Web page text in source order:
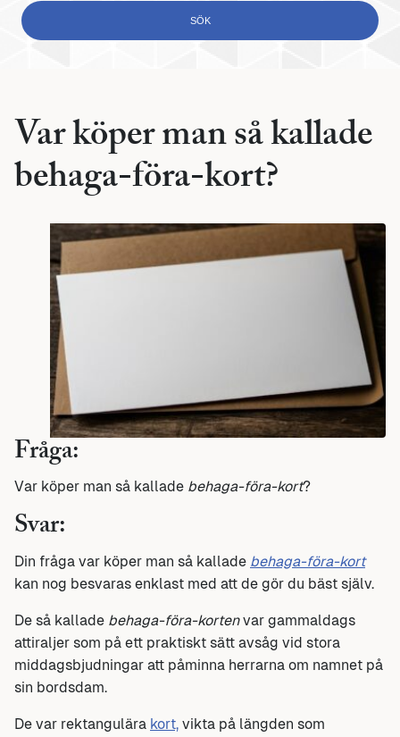
Var köper man så kallade
behaga-föra-kort?
Fråga:
Var köper man så kallade behaga-föra-kort?
Svar:
Din fråga var köper man så kallade behaga-föra-kort
kan nog besvaras enklast med att de gör du bäst själv.
De så kallade behaga-föra-kortenvar gammaldags
attiraljer som på ett praktiskt sätt avsåg vid stora
middagsbjudningar att påminna herrarna om namnet på
sin bordsdam.
De var rektangulära kort, vikta på längden som